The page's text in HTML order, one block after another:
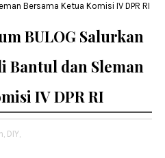
Bersama Ketua Komisi IV DPR RI
BULOG Salurkan
Bantul dan Sleman
IV DPR RI
DIY,